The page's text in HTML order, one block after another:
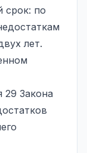
срок: по
лет.
29 Закона